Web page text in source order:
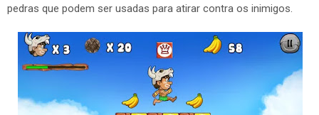
pedras que podem ser usadas para atirar contra os inimigos.